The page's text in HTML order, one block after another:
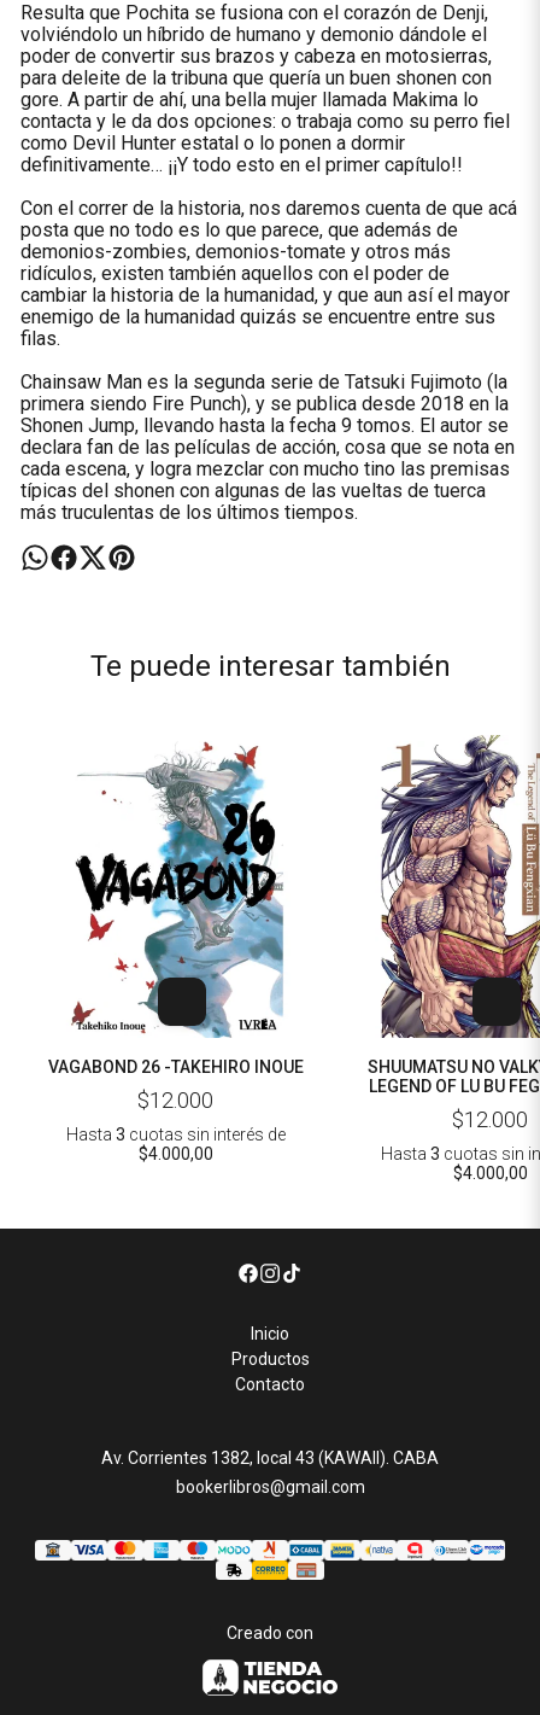
Resulta que Pochita se fusiona con el corazón de Denji,
volviéndolo un híbrido de humano y demonio dándole el
poder de convertir sus brazos y cabeza en motosierras,
para deleite de la tribuna que quería un buen shonen con
gore. A partir de ahí, una bella mujer llamada Makima lo
contacta y le da dos opciones: o trabaja como su perro fiel
como Devil Hunter estatal o lo ponen a dormir
definitivamente… ¡¡Y todo esto en el primer capítulo!!
Con el correr de la historia, nos daremos cuenta de que acá
posta que no todo es lo que parece, que además de
demonios-zombies, demonios-tomate y otros más
ridículos, existen también aquellos con el poder de
cambiar la historia de la humanidad, y que aun así el mayor
enemigo de la humanidad quizás se encuentre entre sus
filas.
Chainsaw Man es la segunda serie de Tatsuki Fujimoto (la
primera siendo Fire Punch), y se publica desde 2018 en la
Shonen Jump, llevando hasta la fecha 9 tomos. El autor se
declara fan de las películas de acción, cosa que se nota en
cada escena, y logra mezclar con mucho tino las premisas
típicas del shonen con algunas de las vueltas de tuerca
más truculentas de los últimos tiempos.
Te puede interesar también
VAGABOND 26 -TAKEHIRO INOUE
$12.000
Hasta 3 cuotas sin interés de
$4.000,00
SHUUMATSU NO
LEGEND OF LU BU
AZYCHIKA
$12.000
Hasta 3 cuotas sin
$4.000,00
Inicio
Productos
Contacto
Av. Corrientes 1382, local 43 (KAWAII). CABA
bookerlibros@gmail.com
Creado con